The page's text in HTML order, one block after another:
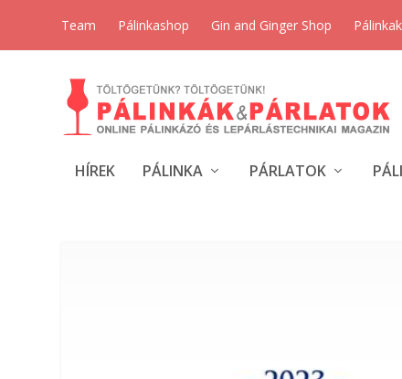
Team Pálinkashop Gin and Ginger Shop
HÍREK PÁLINKA PÁRLATOK